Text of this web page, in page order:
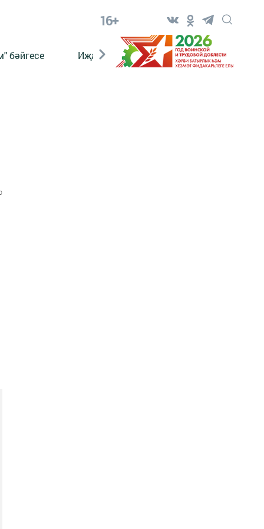
16+
бәйгесе Иҗат Реклама Онлайн